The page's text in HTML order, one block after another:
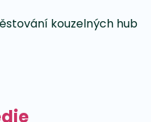
kouzelných hub